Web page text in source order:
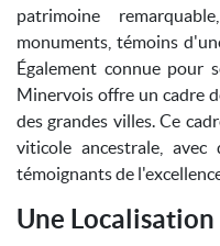
patrimoine
monuments, témoins
Également connue pour
Minervois offre un cadre
des grandes villes. Ce
viticole ancestrale, avec
témoignants de
Une